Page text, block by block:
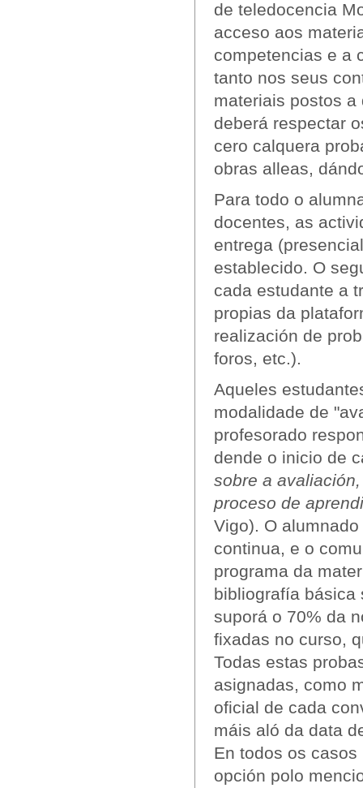
de teledocencia
acceso aos
competencias e a
tanto nos seus
materiais postos
deberá respectar
cero calquera
obras alleas,
Para todo o
docentes, as
entrega
establecido. O
cada estudante a
propias da
realización de
foros, etc.).
Aqueles
modalidade de
profesorado
dende o inicio de
sobre a
proceso de
Vigo). O
continua, e o
programa da
bibliografía básica
suporá o 70% da
fixadas no curso,
Todas estas
asignadas, como
oficial de cada
máis aló da data
En todos os
opción polo